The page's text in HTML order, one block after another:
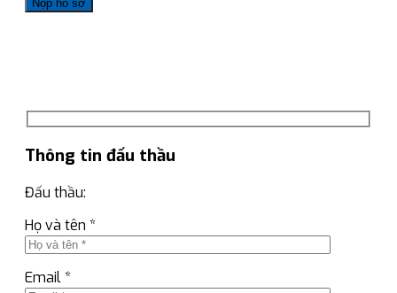
Thông tin đấu thầu
Đấu thầu:
Họ và tên *
Email *